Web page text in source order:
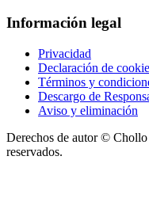
Información legal
Privacidad
Declaración de
Términos y
Descargo de
Aviso y eliminación
Derechos de autor © Chollo
reservados.